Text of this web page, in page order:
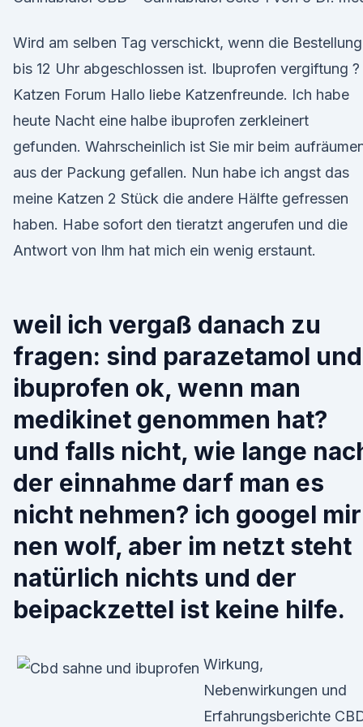
Wird am selben Tag verschickt, wenn die Bestellung
bis 12 Uhr abgeschlossen ist. Ibuprofen vergiftung
Katzen Forum Hallo liebe Katzenfreunde. Ich habe
heute Nacht eine halbe ibuprofen zerkleinert
gefunden. Wahrscheinlich ist Sie mir beim
aus der Packung gefallen. Nun habe ich angst das
meine Katzen 2 Stück die andere Hälfte gefressen
haben. Habe sofort den tieratzt angerufen und die
Antwort von Ihm hat mich ein wenig erstaunt.
weil ich vergaß danach zu
fragen: sind parazetamol und
ibuprofen ok, wenn man
medikinet genommen hat?
und falls nicht, wie lange
der einnahme darf man es
nicht nehmen? ich googel mir
nen wolf, aber im netzt steht
natürlich nichts und der
beipackzettel ist keine hilfe.
Wirkung,
Nebenwirkungen und
Erfahrungsberichte